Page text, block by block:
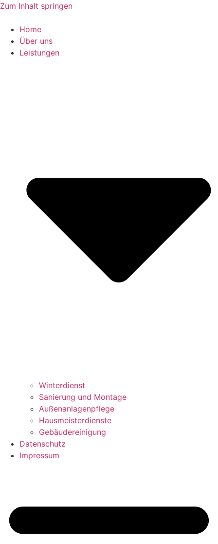
Zum Inhalt springen
Home
Über uns
Leistungen
Winterdienst
Sanierung und Montage
Außenanlagenpflege
Hausmeisterdienste
Gebäudereinigung
Datenschutz
Impressum